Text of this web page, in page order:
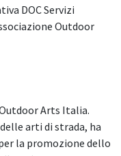
DOC Servizi
Outdoor
Arts Italia.
arti di strada, ha
la promozione dello